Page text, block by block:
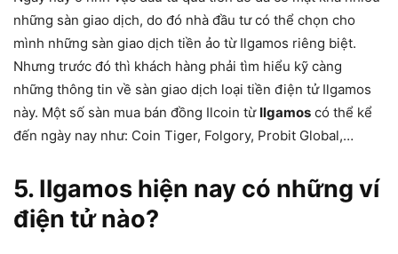
những sàn giao dịch, do đó nhà đầu tư có thể chọn cho
mình những sàn giao dịch tiền ảo từ Ilgamos riêng biệt.
Nhưng trước đó thì khách hàng phải tìm hiểu kỹ càng
những thông tin về sàn giao dịch loại tiền điện tử Ilgamos
này. Một số sàn mua bán đồng Ilcoin từ Ilgamos có thể kể
đến ngày nay như: Coin Tiger, Folgory, Probit Global,…
5. Ilgamos hiện nay có những ví
điện tử nào?